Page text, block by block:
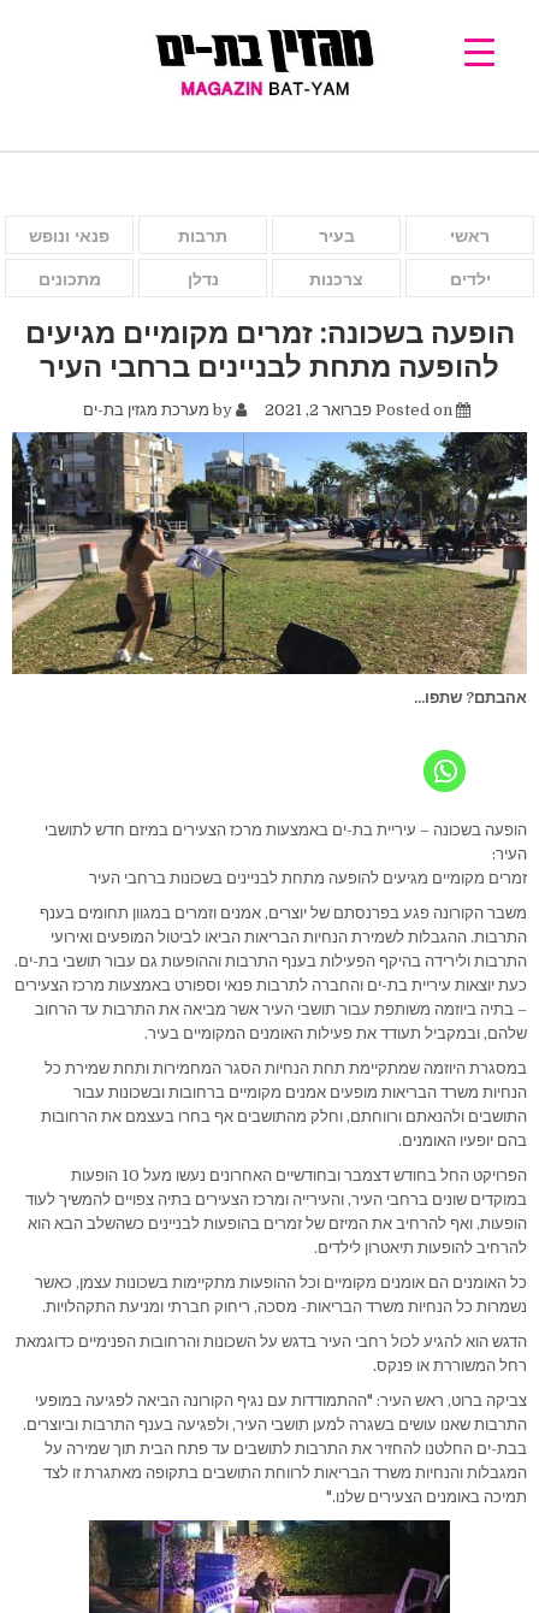
ראשי בעיר תרבות פנאי ונופש
ילדים צרכנות נדלן מתכונים
הופעה בשכונה: זמרים מקומיים מגיעים
להופעה מתחת לבניינים ברחבי העיר
פברואר 2, 2021 מערכת מגזין בת-ים
אהבתם? שתפו...
הופעה בשכונה – עיריית בת-ים באמצעות מרכז הצעירים במיזם חדש לתושבי
העיר:
זמרים מקומיים מגיעים להופעה מתחת לבניינים בשכונות ברחבי העיר
משבר הקורונה פגע בפרנסתם של יוצרים, אמנים וזמרים במגוון תחומים בענף
התרבות. ההגבלות לשמירת הנחיות הבריאות הביאו לביטול המופעים ואירועי
התרבות ולירידה בהיקף הפעילות בענף התרבות וההופעות גם עבור תושבי בת-ים.
כעת יוצאות עיריית בת-ים והחברה לתרבות פנאי וספורט באמצעות מרכז הצעירים
– בתיה ביוזמה משותפת עבור תושבי העיר אשר מביאה את התרבות עד הרחוב
שלהם, ובמקביל תעודד את פעילות האומנים המקומיים בעיר.
במסגרת היוזמה שמתקיימת תחת הנחיות הסגר המחמירות ותחת שמירת כל
הנחיות משרד הבריאות מופעים אמנים מקומיים ברחובות ובשכונות עבור
התושבים ולהנאתם ורווחתם, וחלק מהתושבים אף בחרו בעצמם את הרחובות
בהם יופעיו האומנים.
הפרויקט החל בחודש דצמבר ובחודשיים האחרונים נעשו מעל 10 הופעות
במוקדים שונים ברחבי העיר, והעירייה ומרכז הצעירים בתיה צפויים להמשיך לעוד
הופעות, ואף להרחיב את המיזם של זמרים בהופעות לבניינים כשהשלב הבא הוא
להרחיב להופעות תיאטרון לילדים.
כל האומנים הם אומנים מקומיים וכל ההופעות מתקיימות בשכונות עצמן, כאשר
נשמרות כל הנחיות משרד הבריאות- מסכה, ריחוק חברתי ומניעת התקהלויות.
הדגש הוא להגיע לכול רחבי העיר בדגש על השכונות והרחובות הפנימיים כדוגמאת
רחל המשוררת או פנקס.
צביקה ברוט, ראש העיר: "ההתמודדות עם נגיף הקורונה הביאה לפגיעה במופעי
התרבות שאנו עושים בשגרה למען תושבי העיר, ולפגיעה בענף התרבות וביוצרים.
בבת-ים החלטנו להחזיר את התרבות לתושבים עד פתח הבית תוך שמירה על
המגבלות והנחיות משרד הבריאות לרווחת התושבים בתקופה מאתגרת זו לצד
תמיכה באומנים הצעירים שלנו."